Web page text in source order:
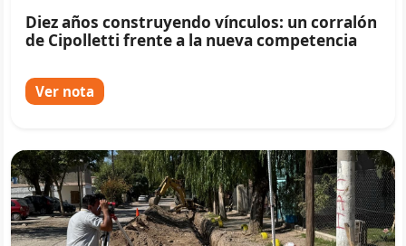
Diez años construyendo vínculos: un corralón
de Cipolletti frente a la nueva competencia
Ver nota